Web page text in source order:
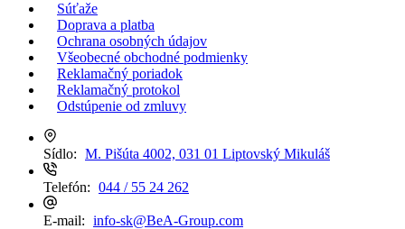
Súťaže
Doprava a platba
Ochrana osobných údajov
Všeobecné obchodné podmienky
Reklamačný poriadok
Reklamačný protokol
Odstúpenie od zmluvy
Sídlo: M. Pišúta 4002, 031 01 Liptovský Mikuláš
Telefón: 044 / 55 24 262
E-mail: info-sk@BeA-Group.com